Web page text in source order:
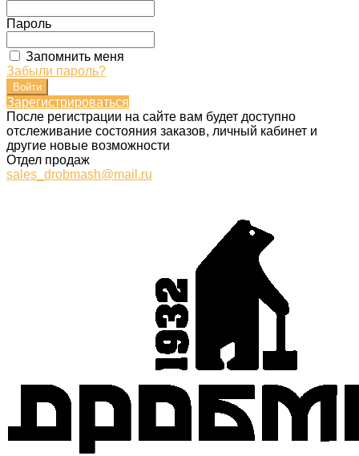
Пароль
Запомнить меня
Забыли пароль?
Зарегистрироваться
После регистрации на сайте вам будет доступно
отслеживание состояния заказов, личный кабинет и
другие новые возможности
Отдел продаж
sales_drobmash@mail.ru